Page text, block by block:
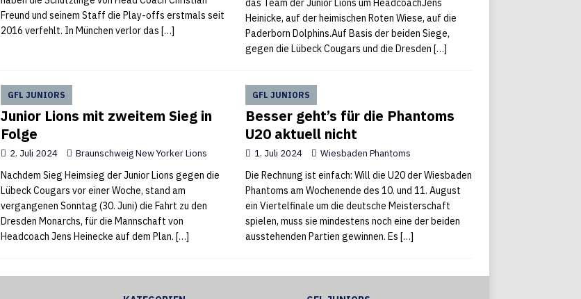
Freund und seinem Staff die Play-offs erstmals seit
2016 verfehlt. In München verlor das […]
das Team der Junior Lions um HeadcoachJens
Heinicke, auf der heimischen Roten Wiese, auf die
Paderborn Dolphins.Auf Basis der beiden Siege,
gegen die Lübeck Cougars und die Dresden […]
GFL JUNIORS
Junior Lions mit zweitem Sieg in
Folge
2. Juli 2024 Braunschweig New Yorker Lions
Nachdem Sieg Heimsieg der Junior Lions gegen die
Lübeck Cougars vor einer Woche, stand am
vergangenen Sonntag (30. Juni) die Fahrt zu den
Dresden Monarchs, für die Mannschaft von
Headcoach Jens Heinecke auf dem Plan. […]
GFL JUNIORS
Besser geht’s für die Phantoms
U20 aktuell nicht
1. Juli 2024 Wiesbaden Phantoms
Die Rechnung ist einfach: Will die U20 der Wiesbaden
Phantoms am Wochenende des 10. und 11. August
ein Viertelfinale um die deutsche Meisterschaft
spielen, muss sie mindestens noch eine der beiden
ausstehenden Partien gewinnen. Es […]